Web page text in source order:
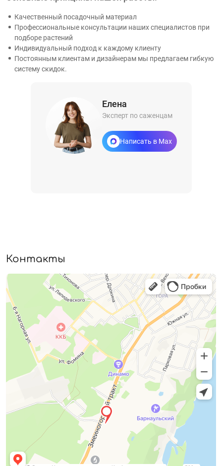
Качественный посадочный материал
Профессиональные консультации наших специалистов при
подборе растений
Индивидуальный подход к каждому клиенту
Постоянным клиентам и дизайнерам мы предлагаем гибкую
систему скидок.
Елена
Эксперт по саженцам
Написать в Max
Контакты